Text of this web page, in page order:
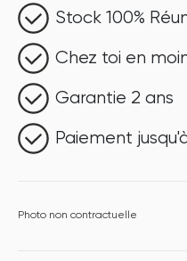
Stock 100%
Chez toi en
Garantie 2 ans
Paiement
Photo non contractuelle